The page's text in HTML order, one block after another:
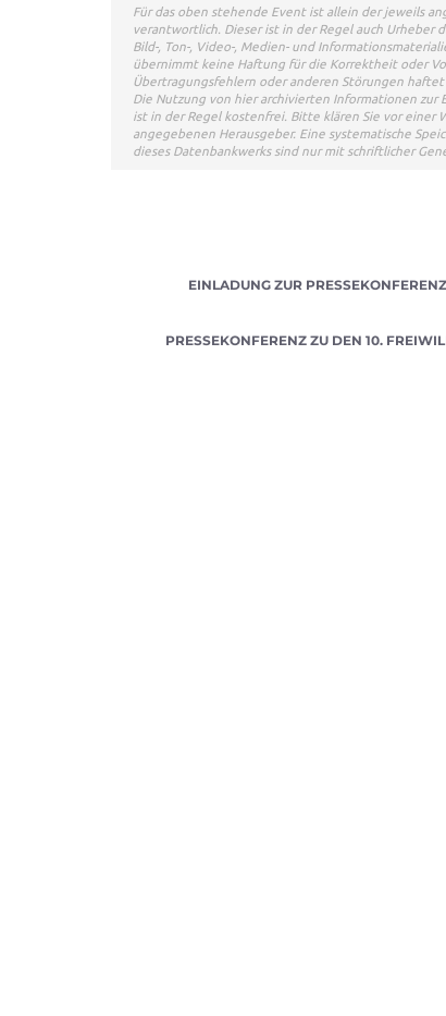
Für das oben stehende Event ist allein der jeweils
verantwortlich. Dieser ist in der Regel auch
Bild-, Ton-, Video-, Medien- und
übernimmt keine Haftung für die Korrektheit oder
Übertragungsfehlern oder anderen Störungen haftet
Die Nutzung von hier archivierten Informationen
ist in der Regel kostenfrei. Bitte klären Sie vor
angegebenen Herausgeber. Eine systematische
dieses Datenbankwerks sind nur mit schriftlicher
EINLADUNG ZUR
PRESSEKONFERENZ ZU DEN 10.